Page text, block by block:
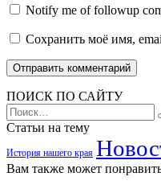
Notify me of followup
Сохранить моё имя,
ПОИСК ПО САЙТУ
Search
for:
Статьи на тему
История нашего края
Вам также может